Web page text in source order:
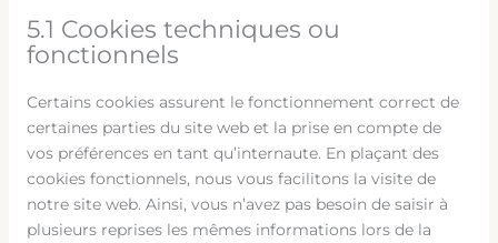
5.1 Cookies techniques ou
fonctionnels
Certains cookies assurent le fonctionnement correct de
certaines parties du site web et la prise en compte de
vos préférences en tant qu’internaute. En plaçant des
cookies fonctionnels, nous vous facilitons la visite de
notre site web. Ainsi, vous n’avez pas besoin de saisir à
plusieurs reprises les mêmes informations lors de la